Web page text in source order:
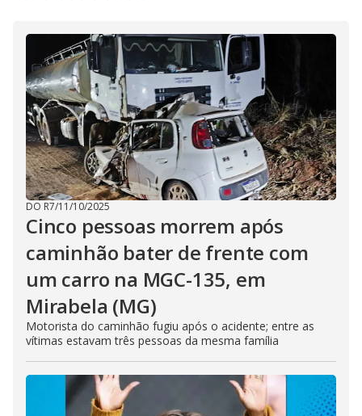
d
e
o
DO R7/11/10/2025
Cinco pessoas morrem após
caminhão bater de frente com
um carro na MGC-135, em
Mirabela (MG)
Motorista do caminhão fugiu após o acidente; entre as
vítimas estavam três pessoas da mesma família